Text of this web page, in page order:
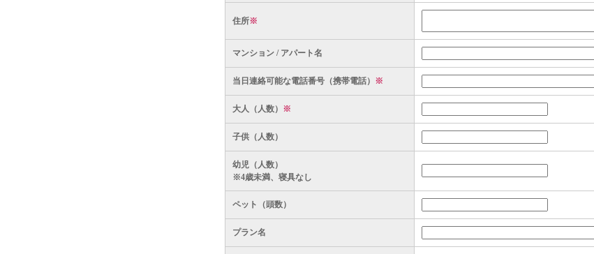
住所※
マンション / アパート名
当日連絡可能な電話番号（携帯電話） ※
大人（人数） ※
子供（人数）
幼児（人数）
※4歳未満、寝具なし
ペット（頭数）
プラン名